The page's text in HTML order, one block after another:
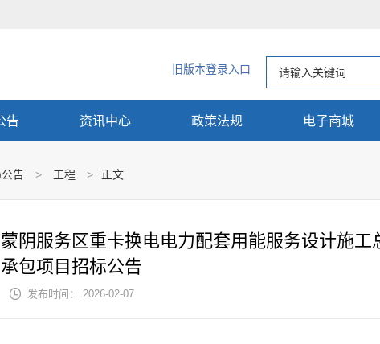
旧版本登录入口
告 资讯中心 政策法规 电子商城
告 > 工程 > 正文
阴服务区重卡换电电力配套用能服务设计施工
承包项目招标公告
 发布时间： 2026-02-07